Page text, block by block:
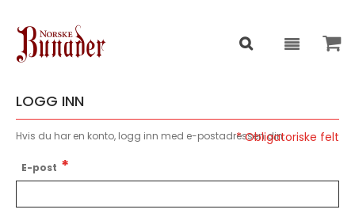
LOGG INN
Hvis du har en konto, logg inn med e-postadressen din.
E-post